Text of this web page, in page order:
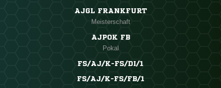
AJGL FRANKFURT
Meisterschaft
AJPOK FB
Pokal
FS/AJ/K-FS/DI/1
FS/AJ/K-FS/FB/1